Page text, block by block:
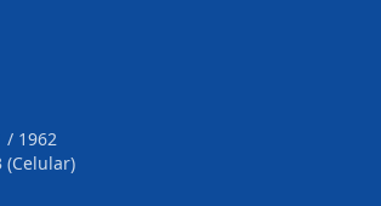
/ 1962
(Celular)